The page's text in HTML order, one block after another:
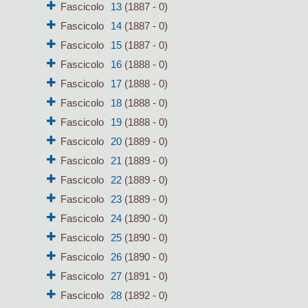
Fascicolo
13(1887 - 0)
Fascicolo
14(1887 - 0)
Fascicolo
15(1887 - 0)
Fascicolo
16(1888 - 0)
Fascicolo
17(1888 - 0)
Fascicolo
18(1888 - 0)
Fascicolo
19(1888 - 0)
Fascicolo
20(1889 - 0)
Fascicolo
21 (1889 - 0)
Fascicolo
22(1889 - 0)
Fascicolo
23(1889 - 0)
Fascicolo
24(1890 - 0)
Fascicolo
25(1890 - 0)
Fascicolo
26(1890 - 0)
Fascicolo
27(1891 - 0)
Fascicolo
28(1892 - 0)